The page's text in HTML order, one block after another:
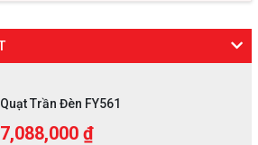
Quạt Trần Đèn FY561
7,088,000 ₫